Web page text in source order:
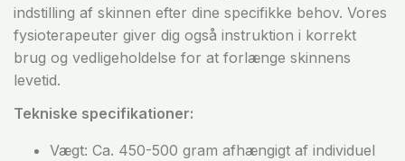
indstilling af skinnen efter dine specifikke behov. Vores
fysioterapeuter giver dig også instruktion i korrekt
brug og vedligeholdelse for at forlænge skinnens
levetid.
Tekniske specifikationer:
Vægt: Ca. 450-500 gram afhængigt af individuel